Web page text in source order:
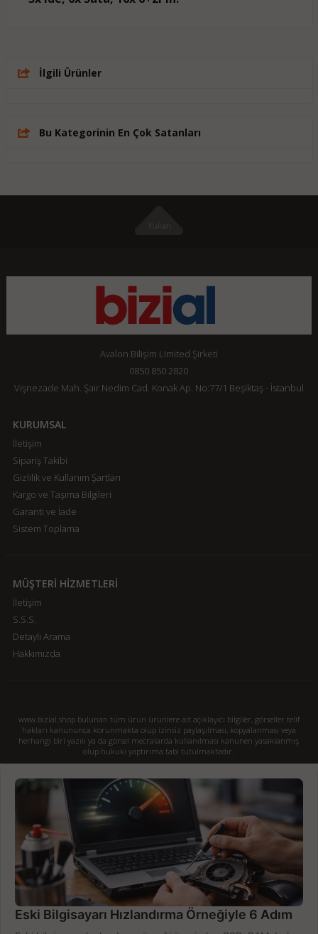
İlgili Ürünler
Bu Kategorinin En Çok Satanları
Avalon Bilişim Limited Şirketi
0850 850 2820
Vişnezade Mah. Şair Nedim Cad. Konak Ap. No:77/1 Beşiktaş - İstanbul
KURUMSAL
İletişim
Sipariş Takibi
Gizlilik ve Kullanım Şartları
Kargo ve Taşıma Bilgileri
Garanti ve İade
Sistem Toplama
MÜŞTERİ HİZMETLERİ
İletişim
S.S.S.
Detaylı Arama
Hakkımızda
www.bizial.shop bulunan tüm ürün ürünlere ait açıklayıcı bilgiler, görseller telif
hakları kanununca korunmakta olup izinsiz paylaşılması, kopyalanması veya
herhangi biri yazılı ya da görsel mecralarda kullanılması kanunen yasaklanmış
olup hukuki yaptırıma tabi tutulmaktadır.
Eski Bilgisayarı Hızlandırma Örneğiyle 6 Adım